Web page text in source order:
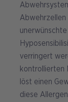
Abwehrzellen
verringert
kontrollierten
löst einen
diese